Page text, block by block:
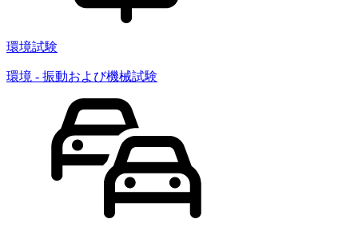
環境試験
環境 - 振動および機械試験